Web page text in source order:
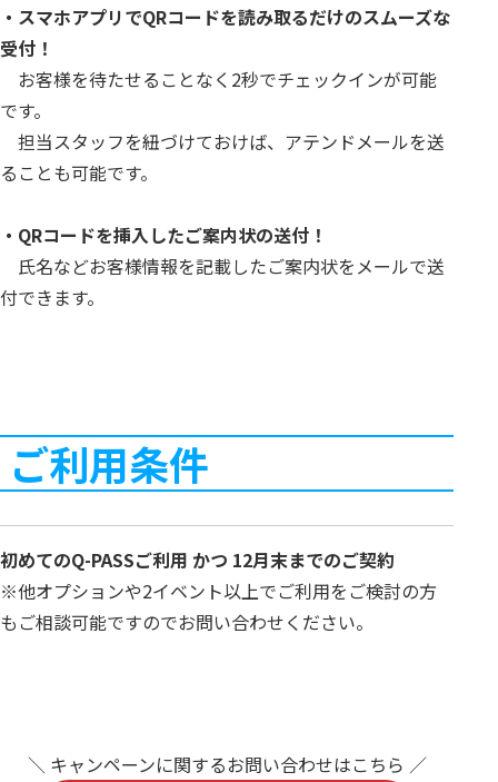
・スマホアプリでQRコードを読み取るだけのスムーズな
受付！
お客様を待たせることなく2秒でチェックインが可能
です。
担当スタッフを紐づけておけば、アテンドメールを送
ることも可能です。
・QRコードを挿入したご案内状の送付！
氏名などお客様情報を記載したご案内状をメールで送
付できます。
ご利用条件
初めてのQ-PASSご利用 かつ 12月末までのご契約
※他オプションや2イベント以上でご利用をご検討の方
もご相談可能ですのでお問い合わせください。
＼ キャンペーンに関するお問い合わせはこちら ／